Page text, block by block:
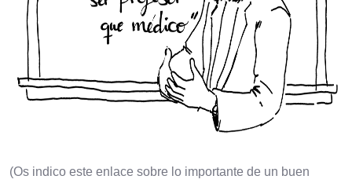
(Os indico este enlace sobre lo importante de un buen